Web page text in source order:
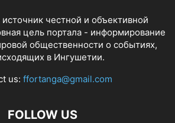
честной и объективной
цель портала - информирование
общественности о событиях,
в Ингушетии.
us: ffortanga@gmail.com
FOLLOW US